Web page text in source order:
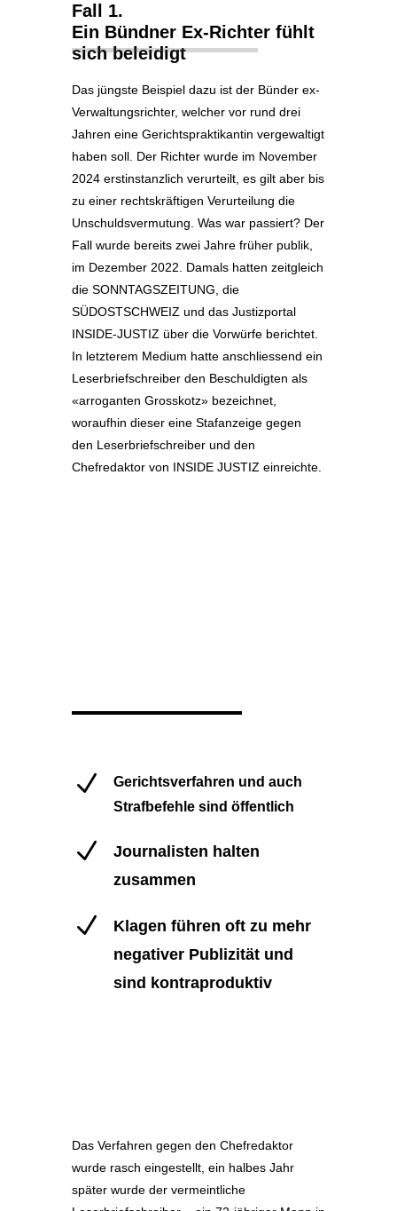
Fall 1.
Ein Bündner Ex-Richter fühlt
sich beleidigt
Das jüngste Beispiel dazu ist der Bünder ex-
Verwaltungsrichter, welcher vor rund drei
Jahren eine Gerichtspraktikantin vergewaltigt
haben soll. Der Richter wurde im November
2024 erstinstanzlich verurteilt, es gilt aber bis
zu einer rechtskräftigen Verurteilung die
Unschuldsvermutung. Was war passiert? Der
Fall wurde bereits zwei Jahre früher publik,
im Dezember 2022. Damals hatten zeitgleich
die SONNTAGSZEITUNG, die
SÜDOSTSCHWEIZ und das Justizportal
INSIDE-JUSTIZ über die Vorwürfe berichtet.
In letzterem Medium hatte anschliessend ein
Leserbriefschreiber den Beschuldigten als
«arroganten Grosskotz» bezeichnet,
woraufhin dieser eine Stafanzeige gegen
den Leserbriefschreiber und den
Chefredaktor von INSIDE JUSTIZ einreichte.
N
Gerichtsverfahren und auch
Strafbefehle sind öffentlich
N
Journalisten halten
zusammen
N
Klagen führen oft zu mehr
negativer Publizität und
sind kontraproduktiv
Das Verfahren gegen den Chefredaktor
wurde rasch eingestellt, ein halbes Jahr
später wurde der vermeintliche